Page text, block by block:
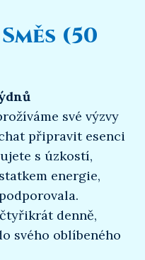
(50
své výzvy
připravit esenci
s úzkostí,
energie,
denně,
svého oblíbeného